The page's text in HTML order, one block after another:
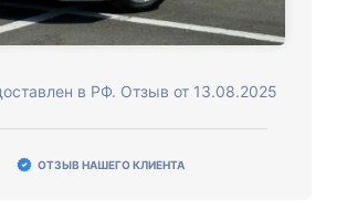
в РФ. Отзыв от 13.08.2025
ОТЗЫВ НАШЕГО КЛИЕНТА